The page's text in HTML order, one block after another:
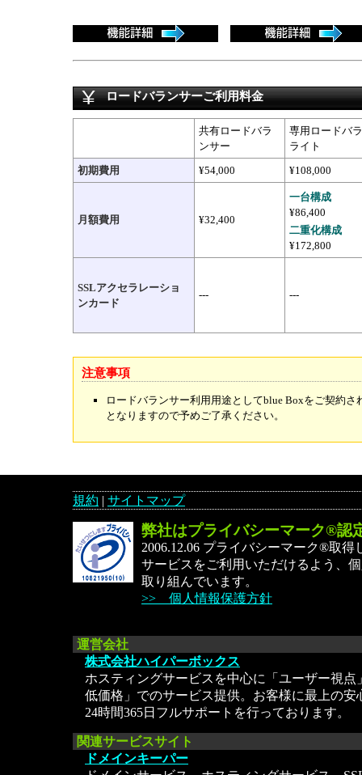
ロードバランサーご利用料金
共有ロードバラ
ンサー
専用ロードバ
ライト
初期費用
¥54,000 ¥108,000
月額費用 ¥32,400
一台構成
¥86,400
二重化構成
¥172,800
SSLアクセラレーショ
ンカード
--- ---
注意事項
ロードバランサー利用用途としてblue Boxをご契約さ
となりますので予めご了承ください。
規約 | サイトマップ
弊社はプライバシーマーク®認
2006.12.06 プライバシーマーク®取得
サービスをご利用いただけるよう、
取り組んでいます。
>> 個人情報保護方針
運営会社
株式会社ハイパーボックス
ホスティングサービスを中心に「ユーザー視点
低価格」でのサービス提供。お客様に最上の安
24時間365日フルサポートを行っております。
関連サービスサイト
ドメインキーパー